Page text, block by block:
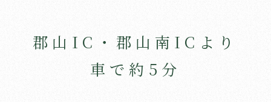
郡山IC・郡山南ICより
車で約5分